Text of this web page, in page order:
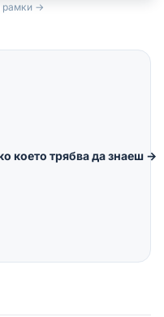
рамки →
което трябва да знаеш →